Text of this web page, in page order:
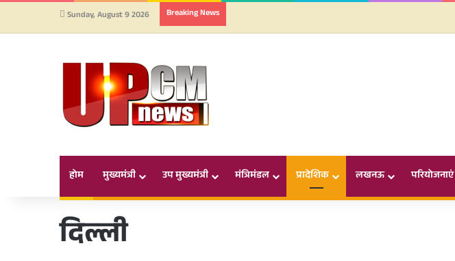
Sunday, August 9 2026 Breaking News
होम मुख्यमंत्री उप मुख्यमंत्री मंत्रिमंडल प्रादेशिक लखनऊ परियोजनाएं
दिल्ली